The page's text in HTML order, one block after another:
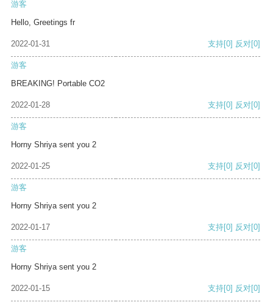
游客
Hello, Greetings fr
2022-01-31 支持[0] 反对[0]
游客
BREAKING! Portable CO2
2022-01-28 支持[0] 反对[0]
游客
Horny Shriya sent you 2
2022-01-25 支持[0] 反对[0]
游客
Horny Shriya sent you 2
2022-01-17 支持[0] 反对[0]
游客
Horny Shriya sent you 2
2022-01-15 支持[0] 反对[0]